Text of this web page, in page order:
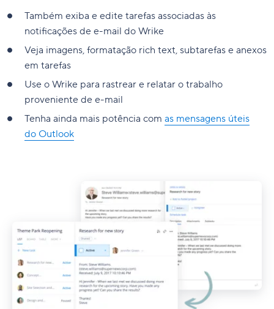
Também exiba e edite tarefas associadas às
notificações de e-mail do Wrike
Veja imagens, formatação rich text, subtarefas e anexos
em tarefas
Use o Wrike para rastrear e relatar o trabalho
proveniente de e-mail
Tenha ainda mais potência com as mensagens úteis
do Outlook